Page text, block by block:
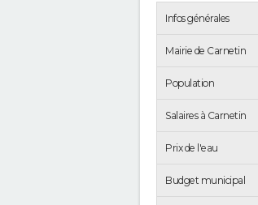
Infos générales
Mairie de Carnetin
Population
Salaires à Carnetin
Prix de l'eau
Budget municipal